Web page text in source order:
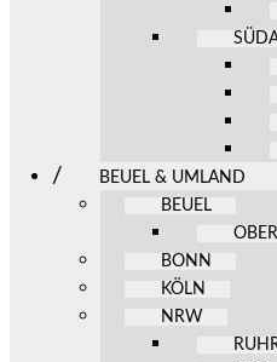
BEUEL & UMLAND
BEUEL
BONN
KÖLN
NRW